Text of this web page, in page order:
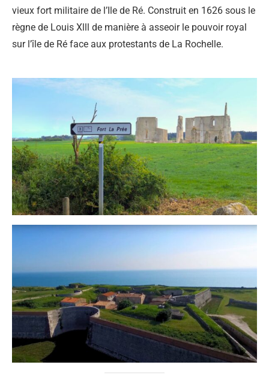
vieux fort militaire de l’Ile de Ré. Construit en 1626 sous le
règne de Louis Xlll de manière à asseoir le pouvoir royal
sur l’île de Ré face aux protestants de La Rochelle.